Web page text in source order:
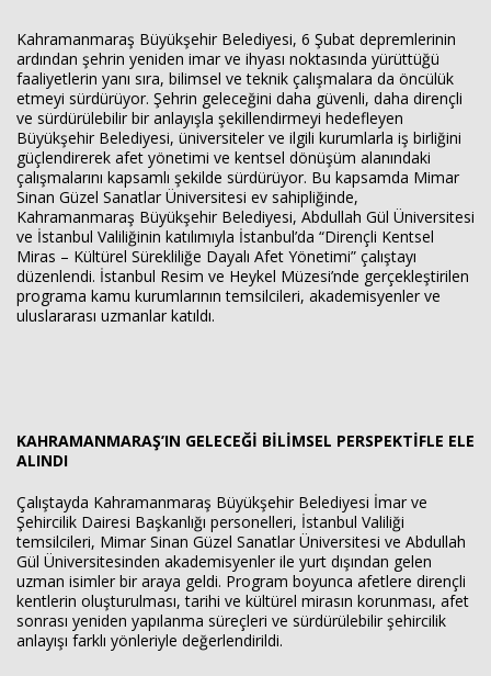
Kahramanmaraş Büyükşehir Belediyesi, 6 Şubat depremlerinin
ardından şehrin yeniden imar ve ihyası noktasında yürüttüğü
faaliyetlerin yanı sıra, bilimsel ve teknik çalışmalara da öncülük
etmeyi sürdürüyor. Şehrin geleceğini daha güvenli, daha dirençli
ve sürdürülebilir bir anlayışla şekillendirmeyi hedefleyen
Büyükşehir Belediyesi, üniversiteler ve ilgili kurumlarla iş birliğini
güçlendirerek afet yönetimi ve kentsel dönüşüm alanındaki
çalışmalarını kapsamlı şekilde sürdürüyor. Bu kapsamda Mimar
Sinan Güzel Sanatlar Üniversitesi ev sahipliğinde,
Kahramanmaraş Büyükşehir Belediyesi, Abdullah Gül Üniversitesi
ve İstanbul Valiliğinin katılımıyla İstanbul’da “Dirençli Kentsel
Miras – Kültürel Sürekliliğe Dayalı Afet Yönetimi” çalıştayı
düzenlendi. İstanbul Resim ve Heykel Müzesi’nde gerçekleştirilen
programa kamu kurumlarının temsilcileri, akademisyenler ve
uluslararası uzmanlar katıldı.
KAHRAMANMARAŞ’IN GELECEĞİ BİLİMSEL PERSPEKTİFLE ELE
ALINDI
Çalıştayda Kahramanmaraş Büyükşehir Belediyesi İmar ve
Şehircilik Dairesi Başkanlığı personelleri, İstanbul Valiliği
temsilcileri, Mimar Sinan Güzel Sanatlar Üniversitesi ve Abdullah
Gül Üniversitesinden akademisyenler ile yurt dışından gelen
uzman isimler bir araya geldi. Program boyunca afetlere dirençli
kentlerin oluşturulması, tarihi ve kültürel mirasın korunması, afet
sonrası yeniden yapılanma süreçleri ve sürdürülebilir şehircilik
anlayışı farklı yönleriyle değerlendirildi.